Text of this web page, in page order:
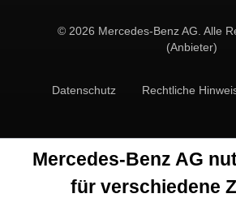
© 2026 Mercedes-Benz AG. Alle
(Anbieter)
Datenschutz Rechtliche
Mercedes-Benz AG
für verschiedene